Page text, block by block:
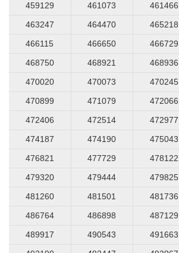
459129
461073 461466
463247
464470 465218
466115
466650 466729
468750
468921 468936
470020
470073 470245
470899
471079 472066
472406
472514 472977
474187
474190 475043
476821
477729 478122
479320
479444 479825
481260
481501 481736
486764
486898 487129
489917
490543 491663